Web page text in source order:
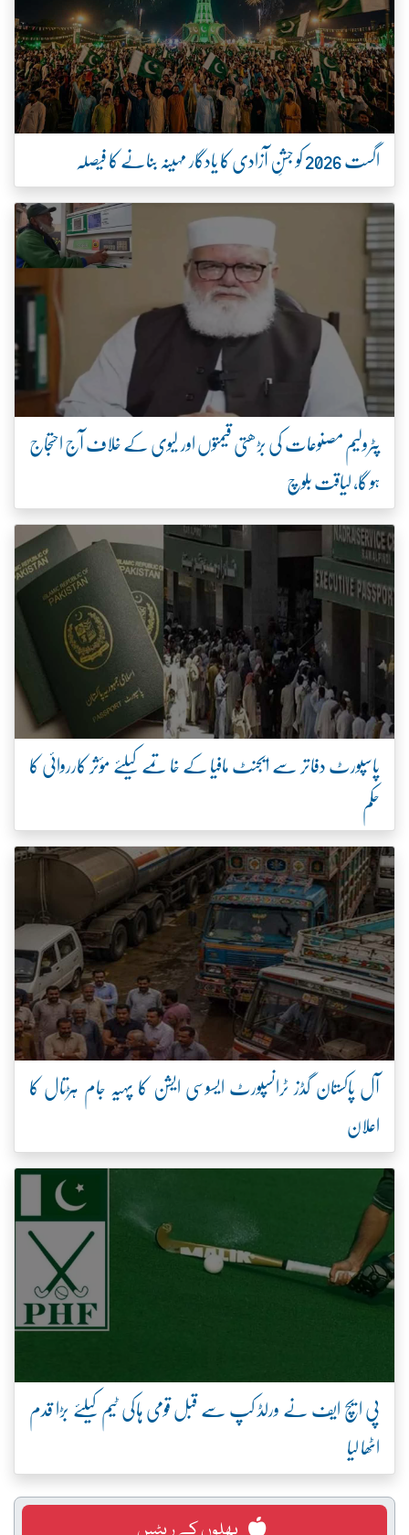
اگست 2026 کو جشنِ آزادی کا یادگار مہینہ بنانے کا فیصلہ
پٹرولیم مصنوعات کی بڑھتی قیمتوں اور لیوی کے خلاف آج احتجاج
ہو گا، لیاقت بلوچ
پاسپورٹ دفاتر سے ایجنٹ مافیا کے خاتمے کیلئے مؤثر کارروائی کا
حکم
آل پاکستان گڈز ٹرانسپورٹ ایسوسی ایشن کا پہیہ جام ہڑتال کا
اعلان
پی ایچ ایف نے ورلڈ کپ سے قبل قومی ہاکی ٹیم کیلئے بڑا قدم
اٹھا لیا